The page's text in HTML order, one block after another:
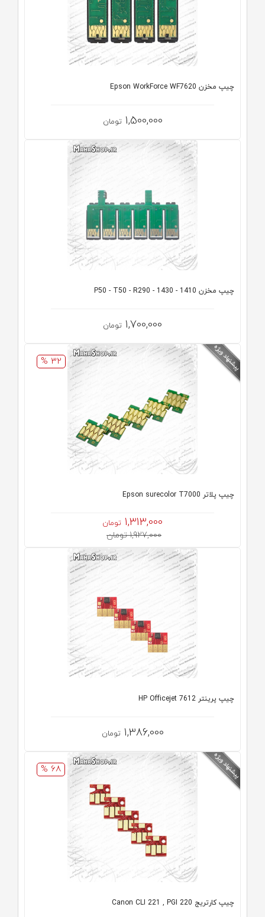
چیپ مخزن Epson WorkForce WF7620
1,500,000 تومان
چیپ مخزن 1410 - 1430 - P50 - T50 - R290
1,700,000 تومان
32 %
چیپ پلاتر Epson surecolor T7000
1,313,000 تومان
1,927,000 تومان
چیپ پرینتر HP Officejet 7612
1,386,000 تومان
68 %
چیپ کارتریج Canon CLI 221 , PGI 220